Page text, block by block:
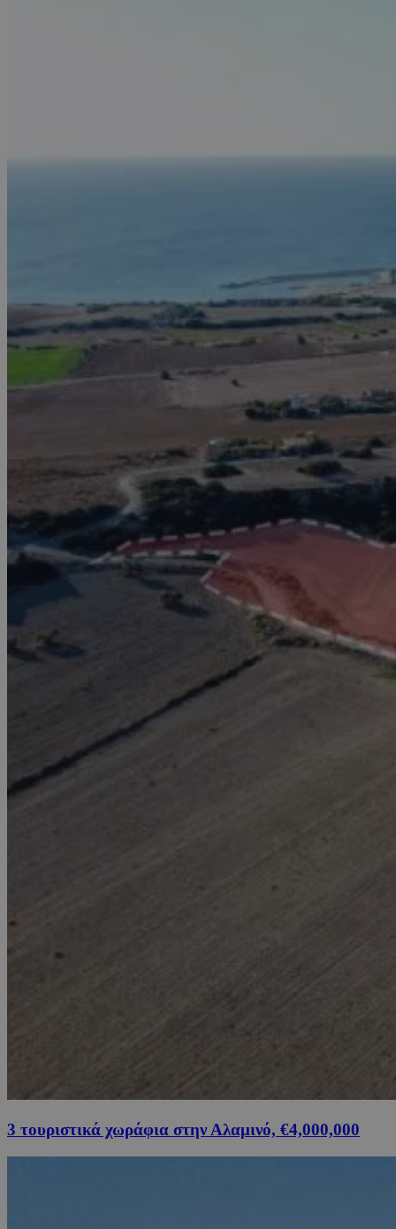
3 τουριστικά χωράφια στην Αλαμινό, €4,000,000